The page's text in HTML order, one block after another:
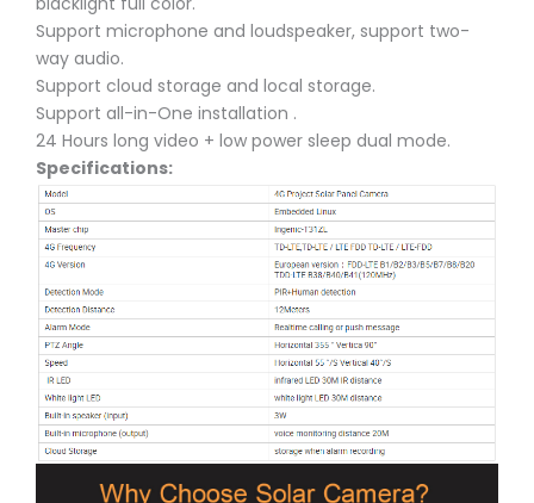
Support microphone and loudspeaker, support two-
way audio.
Support cloud storage and local storage.
Support all-in-One installation .
24 Hours long video + low power sleep dual mode.
Specifications: